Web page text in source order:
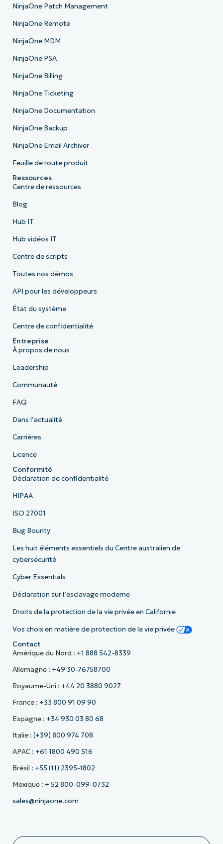
NinjaOne Patch Management
NinjaOne Remote
NinjaOne MDM
NinjaOne PSA
NinjaOne Billing
NinjaOne Ticketing
NinjaOne Documentation
NinjaOne Backup
NinjaOne Email Archiver
Feuille de route produit
Ressources
Centre de ressources
Blog
Hub IT
Hub vidéos IT
Centre de scripts
Toutes nos démos
API pour les développeurs
État du système
Centre de confidentialité
Entreprise
À propos de nous
Leadership
Communauté
FAQ
Dans l’actualité
Carrières
Licence
Conformité
Déclaration de confidentialité
HIPAA
ISO 27001
Bug Bounty
Les huit éléments essentiels du Centre australien de
cybersécurité
Cyber Essentials
Déclaration sur l’esclavage moderne
Droits de la protection de la vie privée en Californie
Vos choix en matière de protection de la vie privée
Contact
Amérique du Nord : +1 888 542-8339
Allemagne : +49 30-76758700
Royaume-Uni : +44 20 3880 9027
France : +33 800 91 09 90
Espagne : +34 930 03 80 68
Italie : (+39) 800 974 708
APAC : +61 1800 490 516
Brésil : +55 (11) 2395-1802
Mexique : + 52 800-099-0732
sales@ninjaone.com